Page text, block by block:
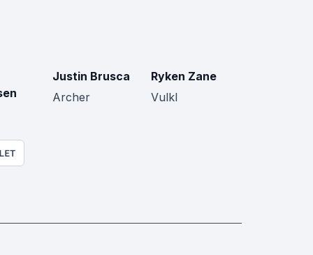
Justin Brusca
Archer
Ryken Zane
Vulkl